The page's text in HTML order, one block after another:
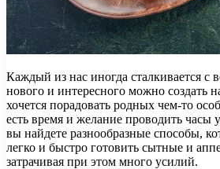
Каждый из нас иногда сталкивается с
нового и интересного можно создать
хочется порадовать родных чем-то
есть время и желание проводить часы
вы найдете разнообразные способы,
легко и быстро готовить сытные и
затрачивая при этом много усилий.